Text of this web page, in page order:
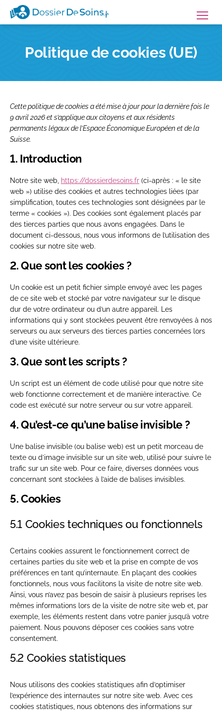
Dossierdesoins.fr Menu
Politique de cookies (UE)
Cette politique de cookies a été mise à jour pour la dernière fois le
9 avril 2026 et s’applique aux citoyens et aux résidents
permanents légaux de l’Espace Économique Européen et de la
Suisse.
1. Introduction
Notre site web, https://dossierdesoins.fr (ci-après : « le site
web ») utilise des cookies et autres technologies liées (par
simplification, toutes ces technologies sont désignées par le
terme « cookies »). Des cookies sont également placés par
des tierces parties que nous avons engagées. Dans le
document ci-dessous, nous vous informons de l’utilisation des
cookies sur notre site web.
2. Que sont les cookies ?
Un cookie est un petit fichier simple envoyé avec les pages
de ce site web et stocké par votre navigateur sur le disque
dur de votre ordinateur ou d’un autre appareil. Les
informations qui y sont stockées peuvent être renvoyées à nos
serveurs ou aux serveurs des tierces parties concernées lors
d’une visite ultérieure.
3. Que sont les scripts ?
Un script est un élément de code utilisé pour que notre site
web fonctionne correctement et de manière interactive. Ce
code est exécuté sur notre serveur ou sur votre appareil.
4. Qu’est-ce qu’une balise invisible ?
Une balise invisible (ou balise web) est un petit morceau de
texte ou d’image invisible sur un site web, utilisé pour suivre le
trafic sur un site web. Pour ce faire, diverses données vous
concernant sont stockées à l’aide de balises invisibles.
5. Cookies
5.1 Cookies techniques ou fonctionnels
Certains cookies assurent le fonctionnement correct de
certaines parties du site web et la prise en compte de vos
préférences en tant qu’internaute. En plaçant des cookies
fonctionnels, nous vous facilitons la visite de notre site web.
Ainsi, vous n’avez pas besoin de saisir à plusieurs reprises les
mêmes informations lors de la visite de notre site web et, par
exemple, les éléments restent dans votre panier jusqu’à votre
paiement. Nous pouvons déposer ces cookies sans votre
consentement.
5.2 Cookies statistiques
Nous utilisons des cookies statistiques afin d’optimiser
l’expérience des internautes sur notre site web. Avec ces
cookies statistiques, nous obtenons des informations sur